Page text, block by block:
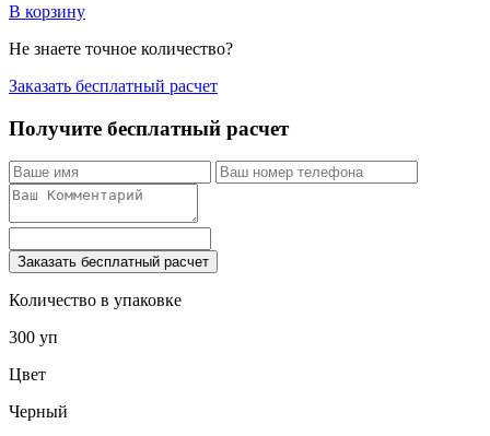
В корзину
Не знаете точное количество?
Заказать бесплатный расчет
Получите бесплатный расчет
Заказать бесплатный расчет
Количество в упаковке
300 уп
Цвет
Черный